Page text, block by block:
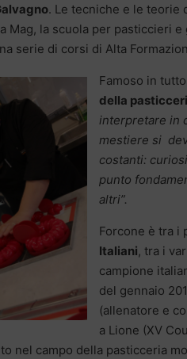
. Le tecniche e le teorie
Mag, la scuola per
serie di corsi di Alta
Famoso in
della
interpretare in
mestiere si
costanti:
punto
altri”.
Forcone è tra i
Italiani, tra i
campione
del gennaio
(allenatore e
a Lione (XV
nel campo della pasticceria